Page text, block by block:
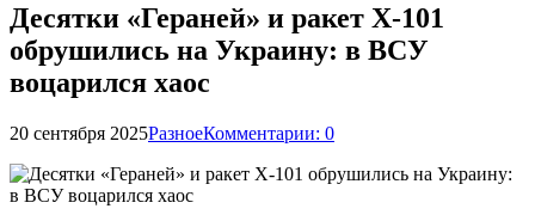
Десятки «Гераней» и ракет Х-101
обрушились на Украину: в ВСУ
воцарился хаос
20 сентября 2025РазноеКомментарии: 0